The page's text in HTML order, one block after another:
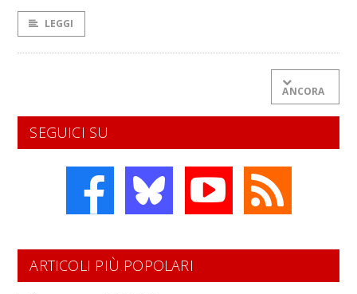
LEGGI
ANCORA
SEGUICI SU
ARTICOLI PIÙ POPOLARI